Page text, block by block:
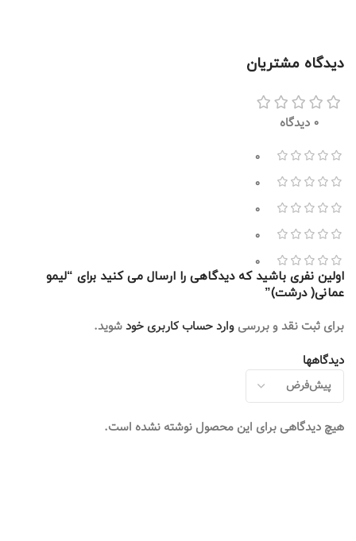
دیدگاه مشتریان
0 دیدگاه
0
0
0
0
0
دیدگاهها
هیچ دیدگاهی برای این محصول نوشته نشده است.
اولین نفری باشید که دیدگاهی را ارسال می کنید برای “لیمو
عمانی( درشت)”
برای ثبت نقد و بررسی وارد حساب کاربری خودشوید.